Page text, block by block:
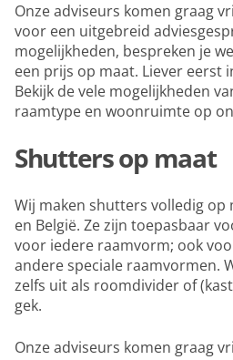
Onze adviseurs komen graag
voor een uitgebreid
mogelijkheden, bespreken je
een prijs op maat. Liever eerst
Bekijk de vele mogelijkheden
raamtype en woonruimte op
Shutters op maat
Wij maken shutters volledig op
en België. Ze zijn toepasbaar
voor iedere raamvorm; ook
andere speciale raamvormen.
zelfs uit als roomdivider of
gek.
Onze adviseurs komen graag